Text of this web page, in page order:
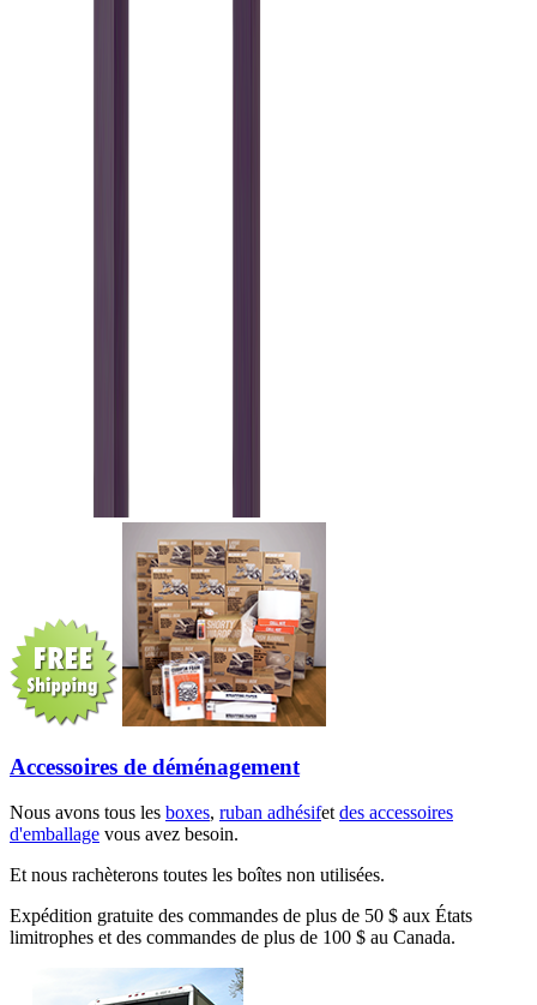
Accessoires de déménagement
Nous avons tous les boxes, ruban adhésifetdes accessoires
d'emballage vous avez besoin.
Et nous rachèterons toutes les boîtes non utilisées.
Expédition gratuite des commandes de plus de 50 $ aux États
limitrophes et des commandes de plus de 100 $ au Canada.